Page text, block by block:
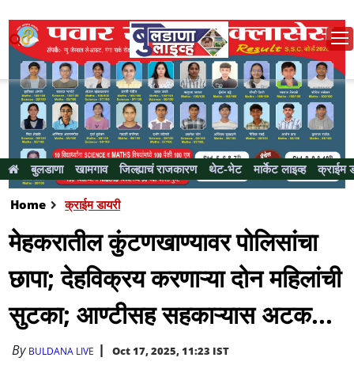
बुलडाणा खामगाव जिल्ह्याचं राजकारण थेट-भेट मार्केट लाइव्ह क्राईम
Home क्राईम डायरी
मेहकरातील कुंटणखाण्यावर पोलिसांचा
छापा; देहविक्रय करणाऱ्या दोन महिलांची
सुटका; आण्टीसह सहकाऱ्यास अटक...
By BULDANA LIVE Oct 17, 2025, 11:23 IST